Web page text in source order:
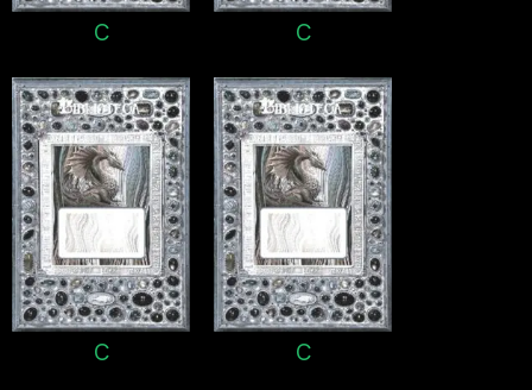
C C
C C